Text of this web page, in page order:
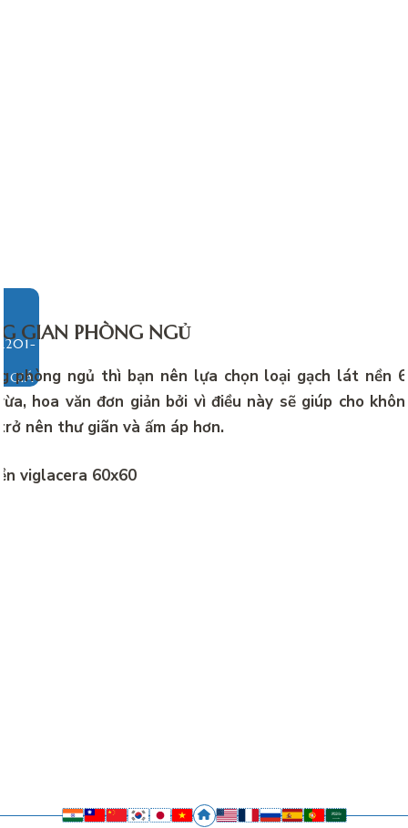
GIÁ
GIAN PHÒNG NGỦ
phòng ngủ thì bạn nên lựa chọn loại gạch lát nền
hoa văn đơn giản bởi vì điều này sẽ giúp cho
nên thư giãn và ấm áp hơn.